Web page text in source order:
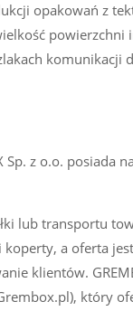
opakowań z
Sp. z o.o. posiada
lub transportu
a oferta
klientów.
który